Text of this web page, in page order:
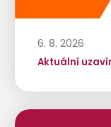
6. 8. 2026
Aktuální